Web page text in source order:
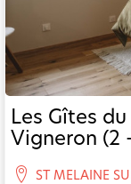
Les Gîtes
Vigneron (2
ST MELAINE